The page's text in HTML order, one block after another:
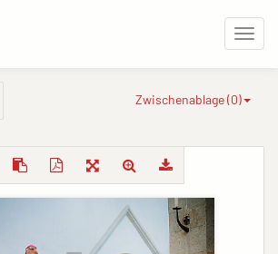
Zwischenablage (0)